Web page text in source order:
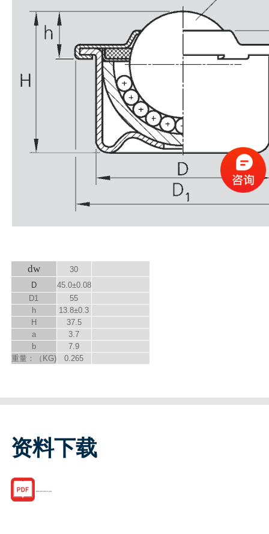
dw
30
D
45.0±0.08
D1
55
h
13.8±0.3
H
37.5
a
3.7
b
7.9
重量：（KG)
0.265
资料下载
R053023010.pdf